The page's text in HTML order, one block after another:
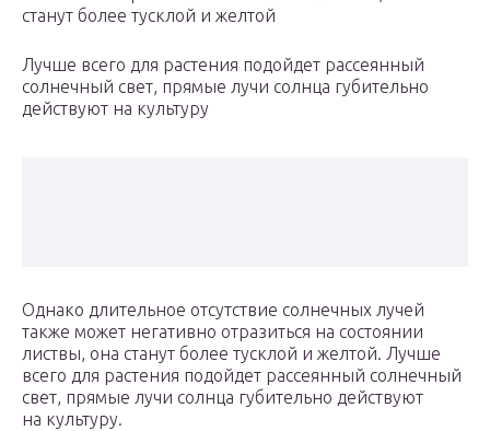
станут более тусклой и желтой
Лучше всего для растения подойдет рассеянный
солнечный свет, прямые лучи солнца губительно
действуют на культуру
Однако длительное отсутствие солнечных лучей
также может негативно отразиться на состоянии
листвы, она станут более тусклой и желтой. Лучше
всего для растения подойдет рассеянный солнечный
свет, прямые лучи солнца губительно действуют
на культуру.